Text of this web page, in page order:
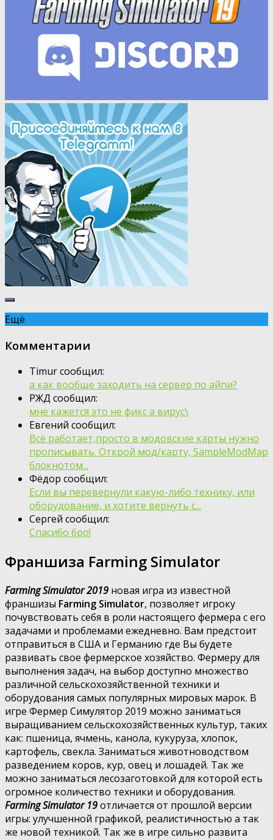
Ещё
Комментарии
Timur сообщил:
а как вообще заходить на сервер по айпи?
РЖД сообщил:
мне кажется это не фикс а вирус\
Евгений сообщил:
Всё работает,просто в модовские карты нужно
прописывать. Открой мод/карту, SampleModMap
блокнотом...
Фёдор сообщил:
Если вы перевернули какую-либо технику, или
оборудование, и хотите вернуть с...
Сергей сообщил:
Спасибо бро!
Франшиза Farming Simulator
Farming Simulator 2019 новая игра из известной
франшизы Farming Simulator, позволяет игроку
почувствовать себя в роли настоящего фермера с его
задачами и проблемами ежедневно. Вам предстоит
отправиться в США и Германию где Вы будете
развивать свое фермерское хозяйство. Фермеру для
выполнения задач, на выбор доступно множество
различной сельскохозяйственной техники и
оборудования самых популярных мировых марок. В
игре Фермер Симулятор 2019 можно заниматься
выращиванием сельскохозяйственных культур, таких
как: пшеница, ячмень, канола, кукуруза, хлопок,
картофель, свекла. Заниматься животноводством
разведением коров, кур, овец и лошадей. Так же
можно заниматься лесозаготовкой для которой есть
огромное количество техники и оборудования.
Farming Simulator 19отличается от прошлой версии
игры: улучшенной графикой, реалистичностью а так
же новой техникой. Так же в игре сильно развита